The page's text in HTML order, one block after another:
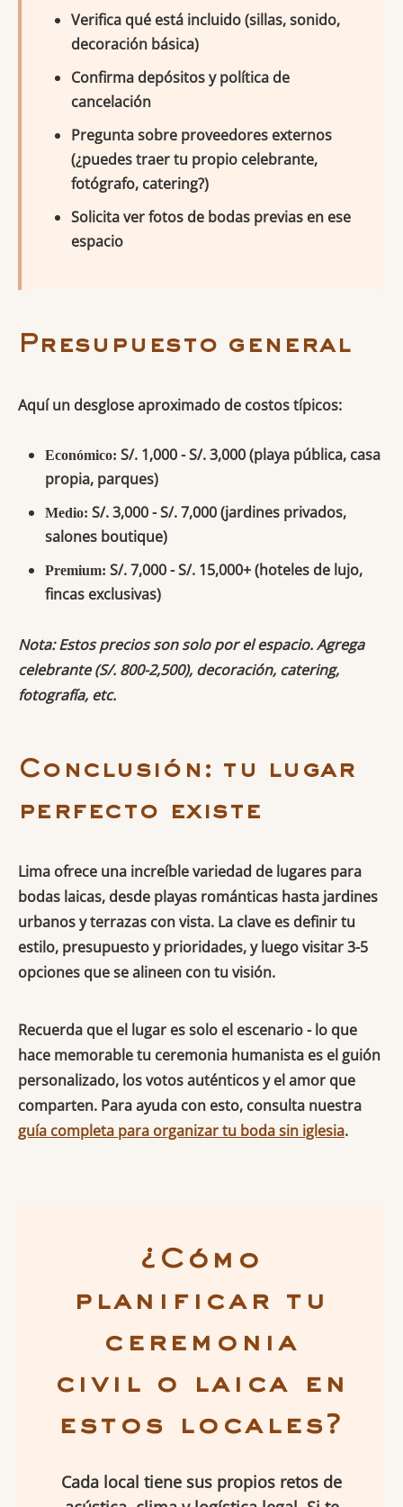
Verifica qué está incluido (sillas, sonido,
decoración básica)
Confirma depósitos y política de
cancelación
Pregunta sobre proveedores externos
(¿puedes traer tu propio celebrante,
fotógrafo, catering?)
Solicita ver fotos de bodas previas en ese
espacio
Presupuesto general
Aquí un desglose aproximado de costos típicos:
Económico: S/. 1,000 - S/. 3,000 (playa pública, casa
propia, parques)
Medio: S/. 3,000 - S/. 7,000 (jardines privados,
salones boutique)
Premium: S/. 7,000 - S/. 15,000+ (hoteles de lujo,
fincas exclusivas)
Nota: Estos precios son solo por el espacio. Agrega
celebrante (S/. 800-2,500), decoración, catering,
fotografía, etc.
Conclusión: tu lugar
perfecto existe
Lima ofrece una increíble variedad de lugares para
bodas laicas, desde playas románticas hasta jardines
urbanos y terrazas con vista. La clave es definir tu
estilo, presupuesto y prioridades, y luego visitar 3-5
opciones que se alineen con tu visión.
Recuerda que el lugar es solo el escenario - lo que
hace memorable tu ceremonia humanista es el guión
personalizado, los votos auténticos y el amor que
comparten. Para ayuda con esto, consulta nuestra
guía completa para organizar tu boda sin iglesia.
¿Cómo
planificar tu
ceremonia
civil o laica en
estos locales?
Cada local tiene sus propios retos de